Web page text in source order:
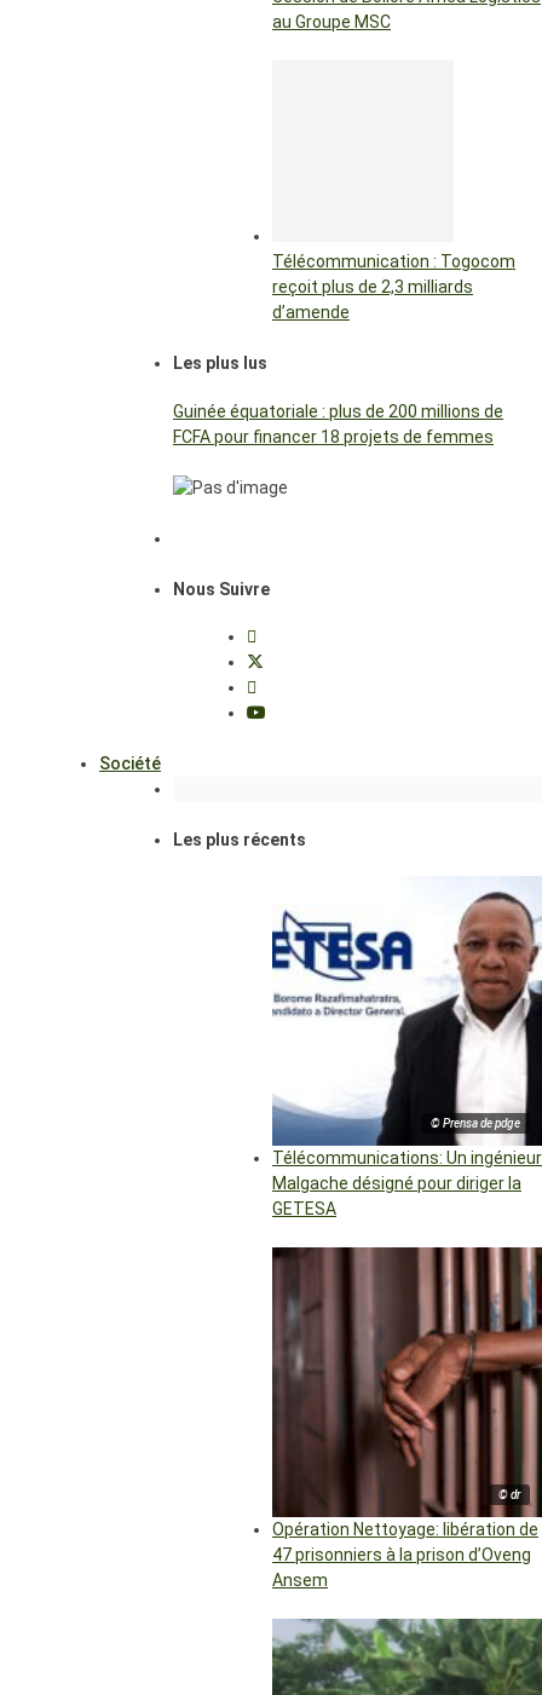
au Groupe MSC
Télécommunication : Togocom
reçoit plus de 2,3 milliards
d’amende
Les plus lus
Guinée équatoriale : plus de 200 millions de
FCFA pour financer 18 projets de femmes
Nous Suivre
Société
Les plus récents
© Prensa de pdge
Télécommunications: Un ingénieur
Malgache désigné pour diriger la
GETESA
© dr
Opération Nettoyage: libération de
47 prisonniers à la prison d’Oveng
Ansem